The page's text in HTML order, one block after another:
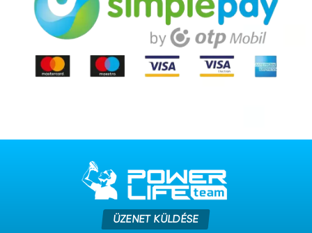
ÜZENET KÜLDÉSE